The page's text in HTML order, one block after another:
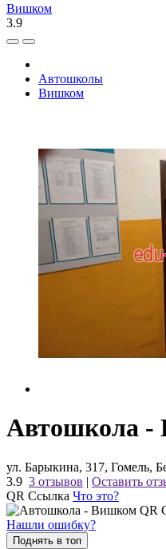
Вишком
3.9
Автошколы
Вишком
Автошкола -
ул. Барыкина, 317, Гомель,
3.9 3 отзывов | Оставить
QR Ссылка Что это?
Нашли ошибку?
Поднять в топ